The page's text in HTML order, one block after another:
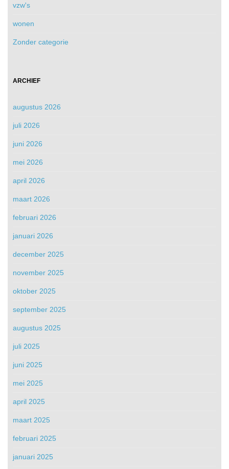
vzw's
wonen
Zonder categorie
ARCHIEF
augustus 2026
juli 2026
juni 2026
mei 2026
april 2026
maart 2026
februari 2026
januari 2026
december 2025
november 2025
oktober 2025
september 2025
augustus 2025
juli 2025
juni 2025
mei 2025
april 2025
maart 2025
februari 2025
januari 2025